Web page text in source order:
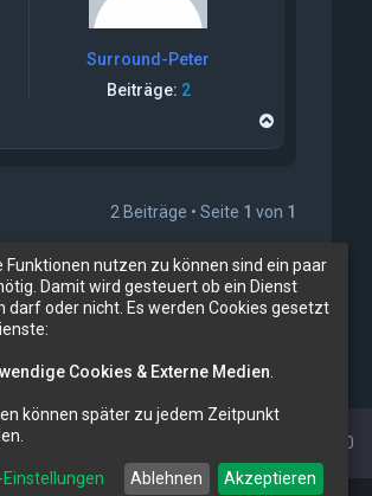
Surround-Peter
Beiträge: 2
b
2 Beiträge • Seite 1 von 1
Gehe zu
UTC+02:00
nutzen zu können sind ein paar
Damit wird gesteuert ob ein Dienst
darf oder nicht. Es werden Cookies gesetzt
Cookies & Externe Medien
können später zu jedem Zeitpunkt
Ablehnen Akzeptieren